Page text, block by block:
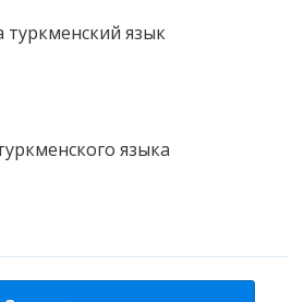
туркменский язык
языка